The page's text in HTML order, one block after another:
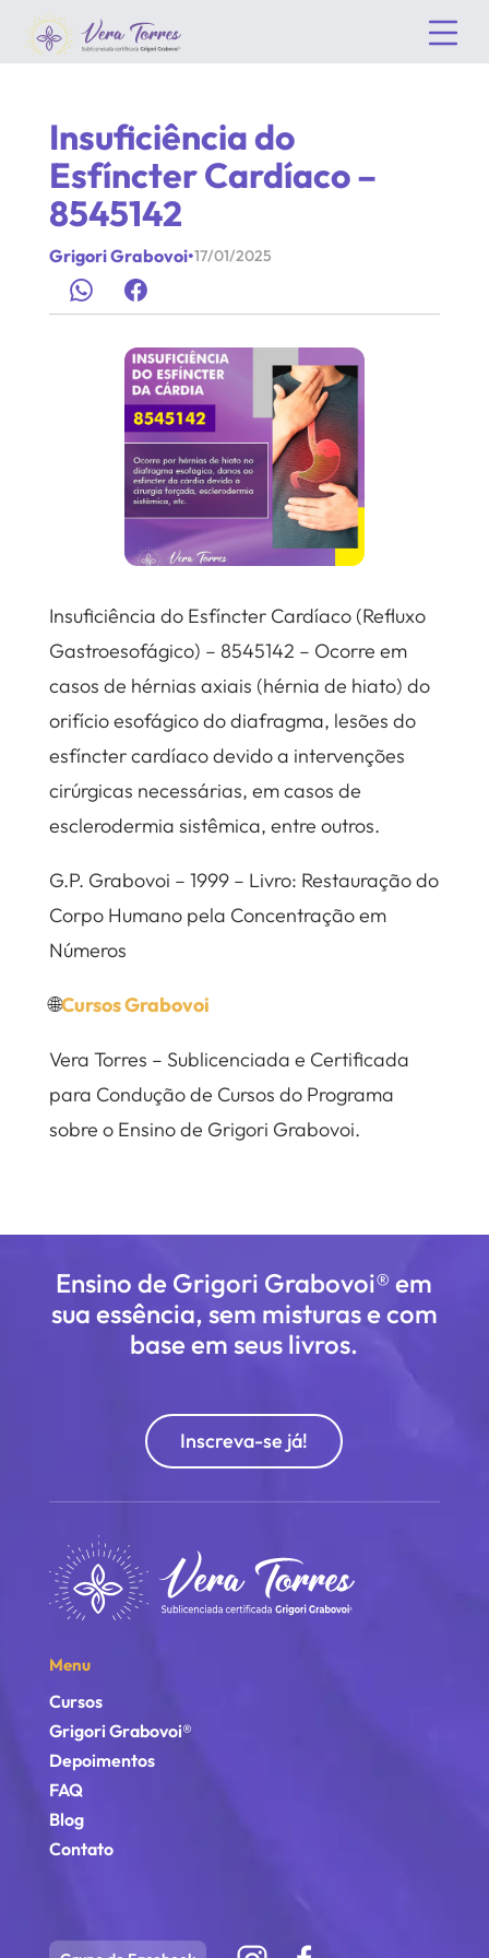
Insuficiência do
Esfíncter Cardíaco –
8545142
Grigori Grabovoi•17/01/2025
Insuficiência do Esfíncter Cardíaco (Refluxo
Gastroesofágico) – 8545142 – Ocorre em
casos de hérnias axiais (hérnia de hiato) do
orifício esofágico do diafragma, lesões do
esfíncter cardíaco devido a intervenções
cirúrgicas necessárias, em casos de
esclerodermia sistêmica, entre outros.
G.P. Grabovoi – 1999 – Livro: Restauração do
Corpo Humano pela Concentração em
Números
🌐Cursos Grabovoi
Vera Torres – Sublicenciada e Certificada
para Condução de Cursos do Programa
sobre o Ensino de Grigori Grabovoi.
Ensino de Grigori Grabovoi® em
sua essência, sem misturas e com
base em seus livros.
Inscreva-se já!
Menu
Cursos
Grigori Grabovoi®
Depoimentos
FAQ
Blog
Contato